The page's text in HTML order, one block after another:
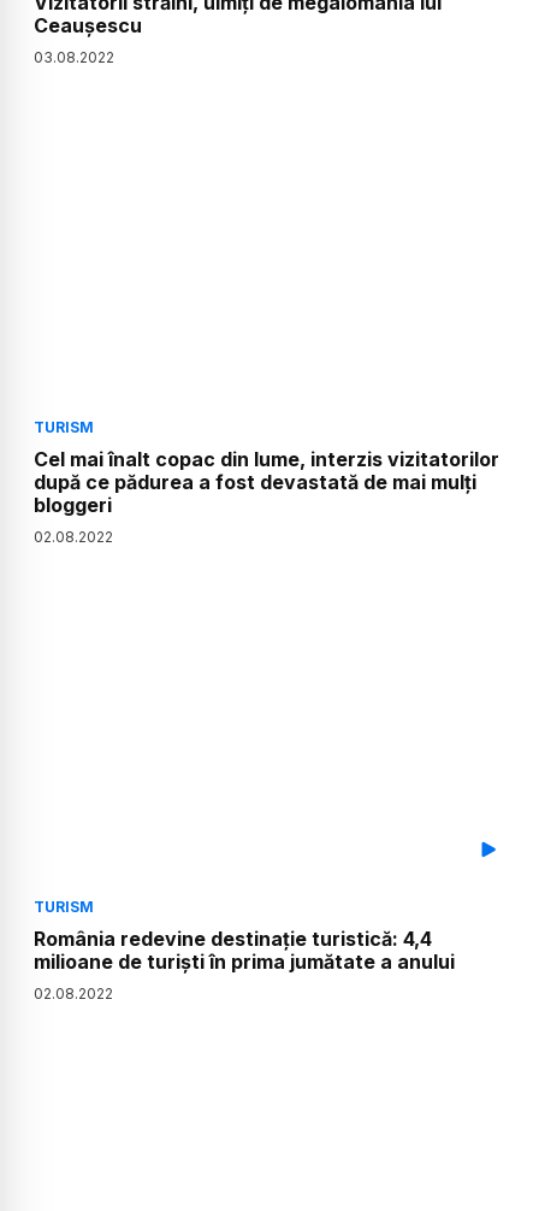
Ceaușescu
03.08.2022
TURISM
Cel mai înalt copac din lume, interzis vizitatorilor
după ce pădurea a fost devastată de mai mulți
bloggeri
02.08.2022
TURISM
România redevine destinație turistică: 4,4
milioane de turiști în prima jumătate a anului
02.08.2022